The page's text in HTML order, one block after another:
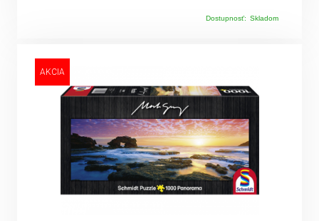
Dostupnosť: Skladom
AKCIA